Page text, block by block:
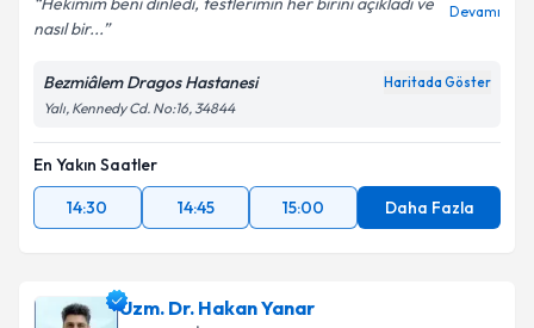
Kişisel verilerimin işlenmesine ilişkin
Metni'ni okudum ve kişisel verilerimin belirtilen
kapsamda işlenmesini kabul ediyorum.
Takvim Talebini Gönder
nasıl bir...
Devamı
Bezmiâlem Dragos Hastanesi Haritada Göster
Yalı, Kennedy Cd. No:16, 34844
En Yakın Saatler
14:30
14:45 15:00 Daha Fazla
Uzm. Dr. Hakan Yanar